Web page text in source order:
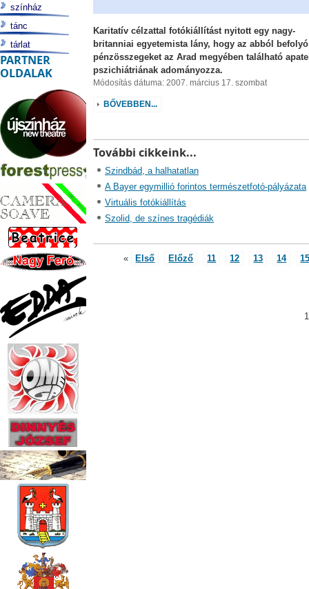
Karitatív célzattal fotókiállítást nyitott egy nagy-
britanniai egyetemista lány, hogy az abból befolyó
pénzösszegeket az Arad megyében található
pszichiátriának adományozza.
Módosítás dátuma: 2007. március 17. szombat
BŐVEBBEN...
További cikkeink...
Szindbád, a halhatatlan
A Bayer egymillió forintos természetfotó-pályázata
Virtuális fotókiállítás
Szolid, de színes tragédiák
« Első Előző 11 12 13 14
színház
tánc
tárlat
PARTNER
OLDALAK